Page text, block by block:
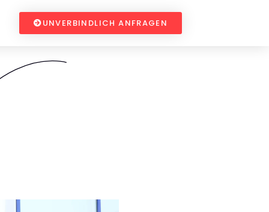
UNVERBINDLICH ANFRAGEN